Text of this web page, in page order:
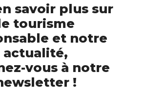
savoir plus sur
tourisme
et notre
actualité,
vous à notre
!